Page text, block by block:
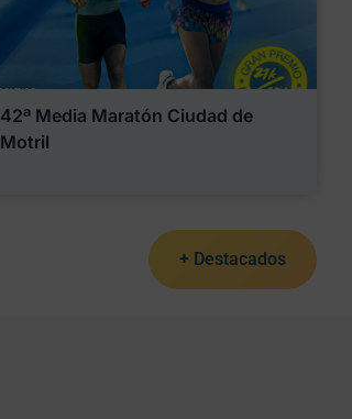
42ª Media Maratón Ciudad de
Motril
+ Destacados